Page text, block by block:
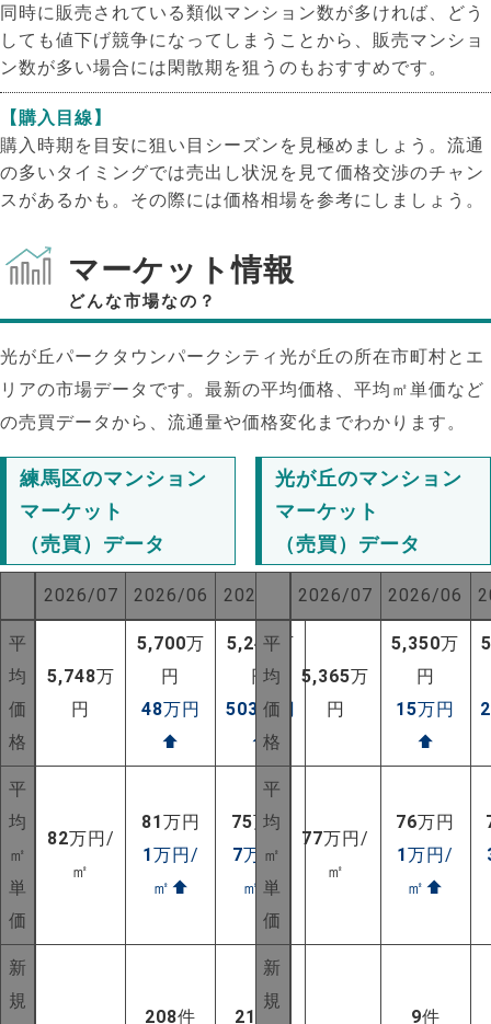
同時に販売されている類似マンション数が多ければ、どう
しても値下げ競争になってしまうことから、販売マンショ
ン数が多い場合には閑散期を狙うのもおすすめです。
【購入目線】
購入時期を目安に狙い目シーズンを見極めましょう。流通
の多いタイミングでは売出し状況を見て価格交渉のチャン
スがあるかも。その際には価格相場を参考にしましょう。
マーケット情報
どんな市場なの？
光が丘パークタウンパークシティ光が丘の所在市町村とエ
リアの市場データです。最新の平均価格、平均㎡単価など
の売買データから、流通量や価格変化までわかります。
練馬区のマンション
マーケット
（売買）データ
2026/07 2026/06 2025/07
平
均
価
格
5,748万
円
5,700万
円
48万円
⬆
5,245万
円
503 万円
⬆
平
均
㎡
単
価
82万円/
㎡
81万円
1万円/
㎡ ⬆
75万円
7万円/
㎡ ⬆
新
規
208件
213 件
光が丘のマンション
マーケット
（売買）データ
2026/07 2026/06
平
均
価
格
5,365万
円
5,350万
円
15万円
⬆
平
均
㎡
単
価
77万円/
㎡
76万円
1万円/
㎡ ⬆
新
規
9件